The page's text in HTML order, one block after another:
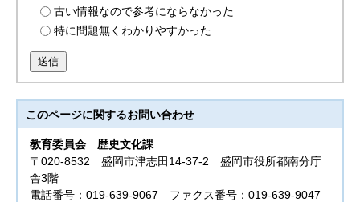
古い情報なので参考にならなかった
特に問題無くわかりやすかった
送信
このページに関するお問い合わせ
教育委員会 歴史文化課
〒020-8532 盛岡市津志田14-37-2 盛岡市役所都南分庁
舎3階
電話番号：019-639-9067 ファクス番号：019-639-9047